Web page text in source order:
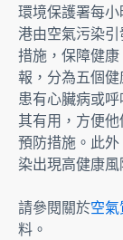
環境保護署每
港由空氣污染
措施，保障健
報，分為五個
患有心臟病或
其有用，方便
預防措施。此
染出現高健康
請參閱關於空
料。